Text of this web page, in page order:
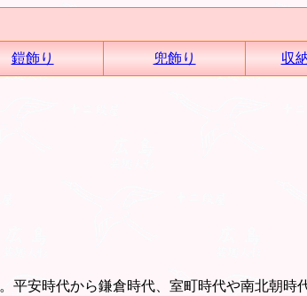
鎧飾り 兜飾り 収
平安時代から鎌倉時代、室町時代や南北朝時